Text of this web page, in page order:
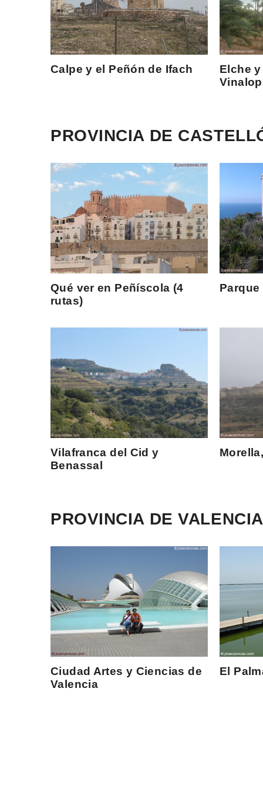
Calpe y el Peñón de Ifach
Elche
PROVINCIA DE
Qué ver en Peñíscola (4
rutas)
Parque
Vilafranca del Cid y
Benassal
PROVINCIA DE VALENCIA
Ciudad Artes y Ciencias de
Valencia
El